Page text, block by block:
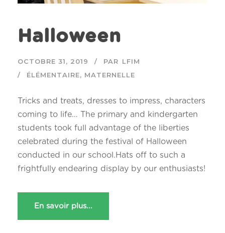
Halloween
OCTOBRE 31, 2019 PAR LFIM
ÉLÉMENTAIRE, MATERNELLE
Tricks and treats, dresses to impress, characters
coming to life… The primary and kindergarten
students took full advantage of the liberties
celebrated during the festival of Halloween
conducted in our school.Hats off to such a
frightfully endearing display by our enthusiasts!
En savoir plus...